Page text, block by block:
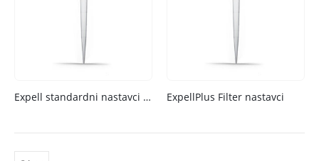
Expell standardni nastavci i ExpellPlus nastavci sa malim zadržavanjem ExpellPlus Filter nastavci